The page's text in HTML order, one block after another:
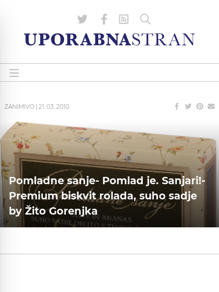
ZANIMIVO 21. 03. 2010
Pomladne sanje- Pomlad je. Sanjari!-
Premium biskvit rolada, suho sadje
by Žito Gorenjka